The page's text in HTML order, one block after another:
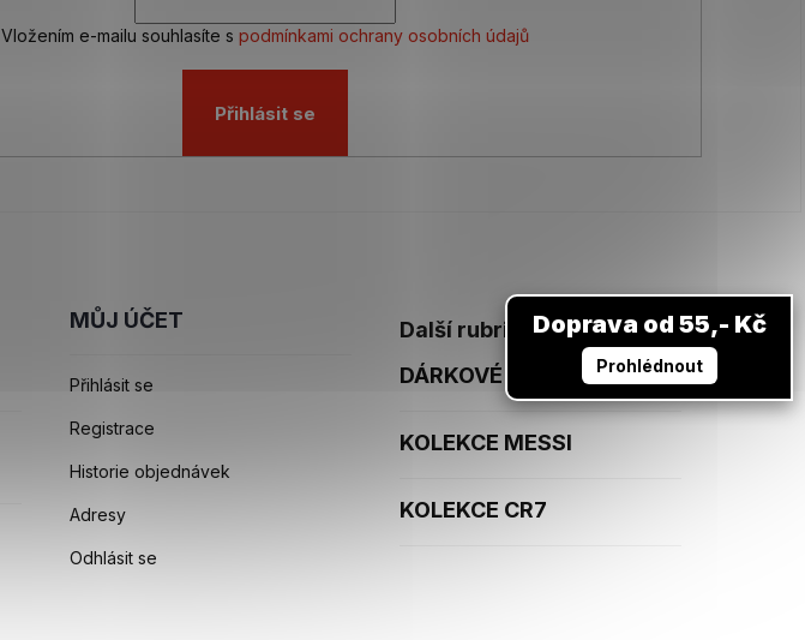
Vložením e-mailu souhlasíte s podmínkami ochrany osobních údajů
Přihlásit se
MŮJ ÚČET
Přihlásit se
Registrace
Historie objednávek
Adresy
Odhlásit se
Další rubriky
DÁRKOVÉ POUKAZY
KOLEKCE MESSI
KOLEKCE CR7
Doprava od 55,- Kč
Prohlédnout